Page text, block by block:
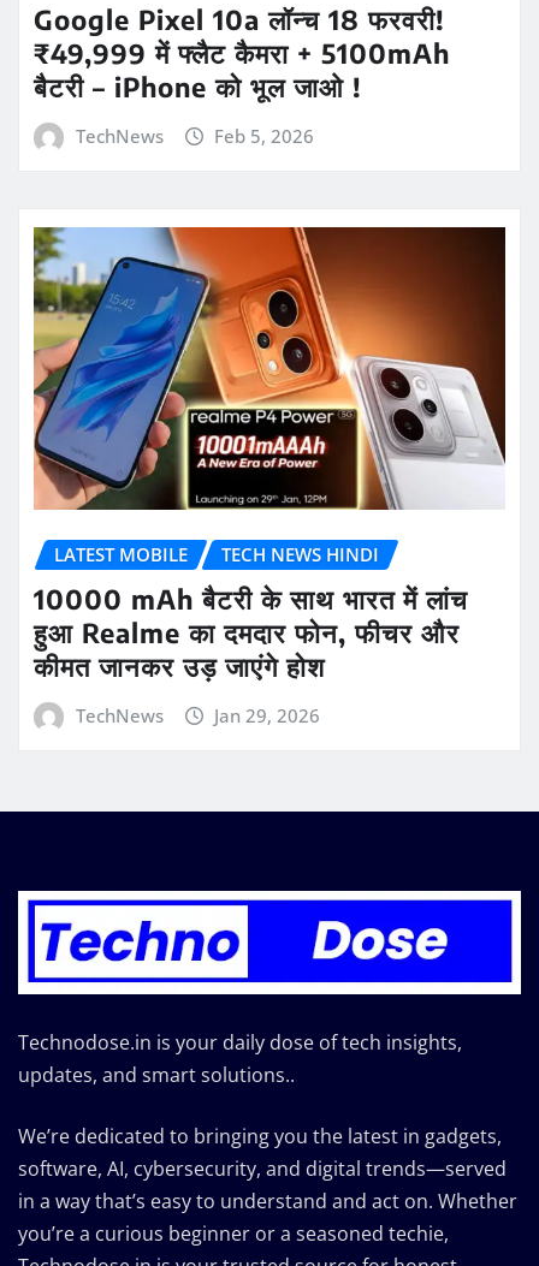
Google Pixel 10a लॉन्च 18 फरवरी!
₹49,999 में फ्लैट कैमरा + 5100mAh
बैटरी – iPhone को भूल जाओ !
TechNews Feb 5, 2026
LATEST MOBILE TECH NEWS HINDI
10000 mAh बैटरी के साथ भारत में लांच
हुआ Realme का दमदार फोन, फीचर और
कीमत जानकर उड़ जाएंगे होश
TechNews Jan 29, 2026
Technodose.in is your daily dose of tech insights,
updates, and smart solutions..
We’re dedicated to bringing you the latest in gadgets,
software, AI, cybersecurity, and digital trends—served
in a way that’s easy to understand and act on. Whether
you’re a curious beginner or a seasoned techie,